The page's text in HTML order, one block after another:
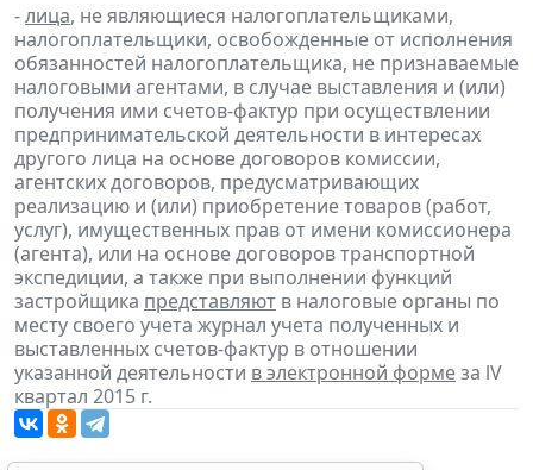
-лица, не являющиеся налогоплательщиками,
налогоплательщики, освобожденные от исполнения
обязанностей налогоплательщика, не признаваемые
налоговыми агентами, в случае выставления и (или)
получения ими счетов-фактур при осуществлении
предпринимательской деятельности в интересах
другого лица на основе договоров комиссии,
агентских договоров, предусматривающих
реализацию и (или) приобретение товаров (работ,
услуг), имущественных прав от имени комиссионера
(агента), или на основе договоров транспортной
экспедиции, а также при выполнении функций
застройщика представляют в налоговые органы по
месту своего учета журнал учета полученных и
выставленных счетов-фактур в отношении
указанной деятельности в электронной формеза lV
квартал 2015 г.